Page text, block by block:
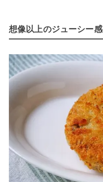
想像以上のジューシー感